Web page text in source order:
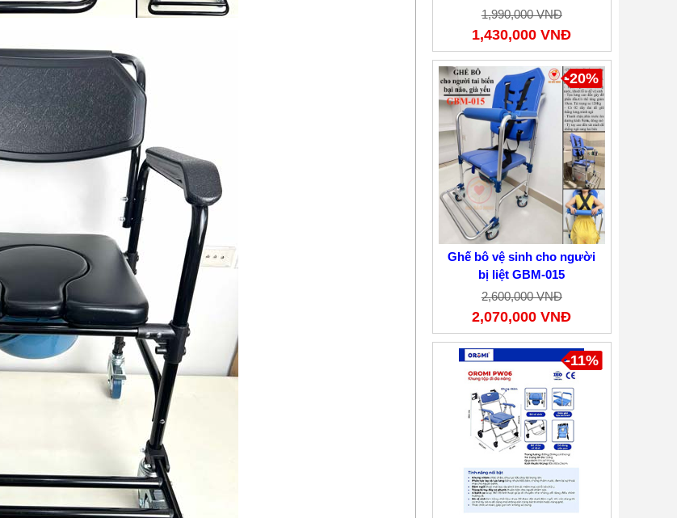
1,990,000 VNĐ
1,430,000 VNĐ
Ghế bô vệ sinh cho người
bị liệt GBM-015
2,600,000 VNĐ
2,070,000 VNĐ
-20%
-11%